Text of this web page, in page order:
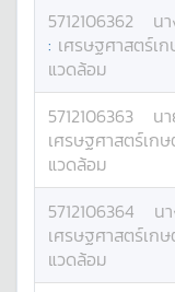
5712106362 น
: เศรษฐศาสตร์เ
แวดล้อม
5712106363 น
เศรษฐศาสตร์เก
แวดล้อม
5712106364 น
เศรษฐศาสตร์เก
แวดล้อม